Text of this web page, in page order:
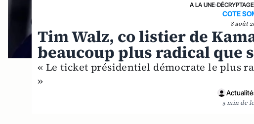
A LA UNE›
COTE
8 août
Tim Walz, co listier de
beaucoup plus radical que
« Le ticket présidentiel démocrate le plus
»
5 min de